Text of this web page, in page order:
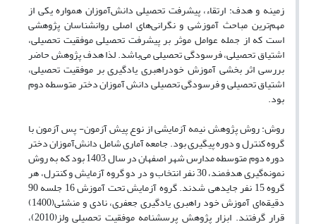
زمینه و هدف: ارتقاء، پیشرفت‌ تحصیلی دانش‌آموزان همواره یکی از
مهم‌ترین مباحث آموزشی و نگرانی‌های اصلی روانشناسان پژوهشی
است که از جمله عوامل موثر بر پیشرفت تحصیلی موفقیت تحصیلی،
اشتیاق تحصیلی، فرسودگی تحصیلی می‌باشد. لذا هدف پژوهش حاضر
بررسی اثر بخشی آموزش خودراهبری یادگیری بر موفقیت تحصیلی،
اشتیاق تحصیلی و فرسودگی تحصیلی دانش آموزان دختر متوسطه دوم
بود.
روش: روش پژوهش نیمه آزمایشی از نوع پیش آزمون- پس آزمون با
گروه کنترل و دوره پیگیری بود. جامعه آماری شامل دانش‌آموزان دختر
دوره دوم متوسطه مدارس شهر اصفهان در سال 1403 بود که به روش
نمونه‌گیری هدفمند، 30 نفر انتخاب و در دو گروه آزمایش و کنترل، هر
گروه 15 نفر جایدهی شدند. گروه آزمایش تحت آموزش 16 جلسه 90
دقیقه‌ای آموزش خود راهبری یادگیری جعفری، نادی و منشئی(1400)
قرار گرفتند. ابزار پژوهش پرسشنامه موفقیت تحصیلی ولز(2010)،